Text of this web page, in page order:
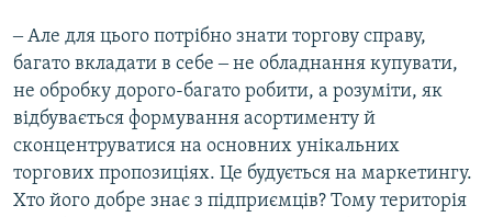
‒ Але для цього потрібно знати торгову справу,
багато вкладати в себе ‒ не обладнання купувати,
не обробку дорого-багато робити, а розуміти, як
відбувається формування асортименту й
сконцентруватися на основних унікальних
торгових пропозиціях. Це будується на маркетингу.
Хто його добре знає з підприємців? Тому територія